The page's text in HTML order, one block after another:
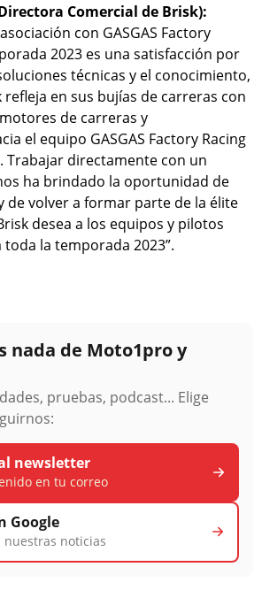
Comercial de Brisk):
con GASGAS Factory
2023 es una satisfacción por
técnicas y el conocimiento,
en sus bujías de carreras con
de carreras y
el equipo GASGAS Factory Racing
Trabajar directamente con un
ha brindado la oportunidad de
de volver a formar parte de la élite
desea a los equipos y pilotos
la temporada 2023”.
nada de Moto1pro y
pruebas, podcast... Elige
newsletter
en tu correo
Google
nuestras noticias